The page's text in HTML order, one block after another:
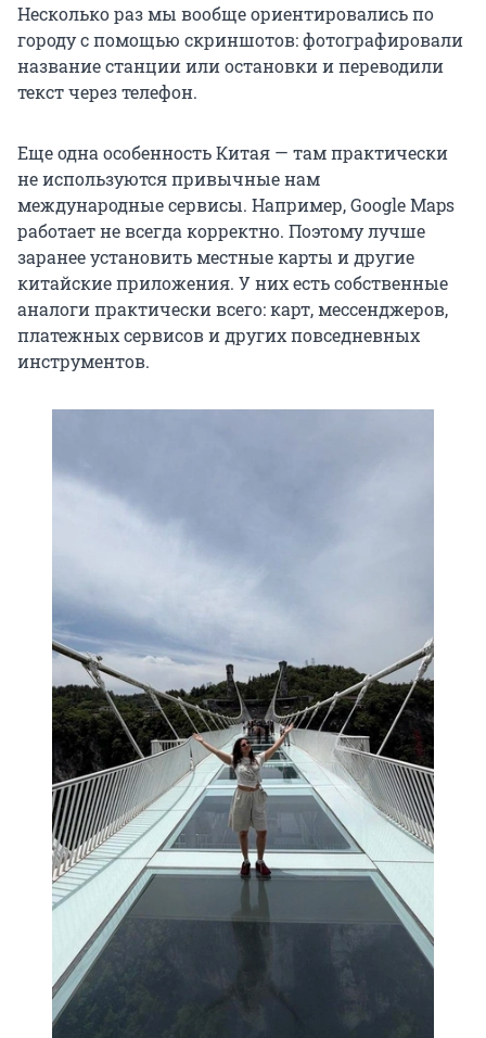
Несколько раз мы вообще ориентировались по
городу с помощью скриншотов: фотографировали
название станции или остановки и переводили
текст через телефон.
Еще одна особенность Китая — там практически
не используются привычные нам
международные сервисы. Например, Google Maps
работает не всегда корректно. Поэтому лучше
заранее установить местные карты и другие
китайские приложения. У них есть собственные
аналоги практически всего: карт, мессенджеров,
платежных сервисов и других повседневных
инструментов.